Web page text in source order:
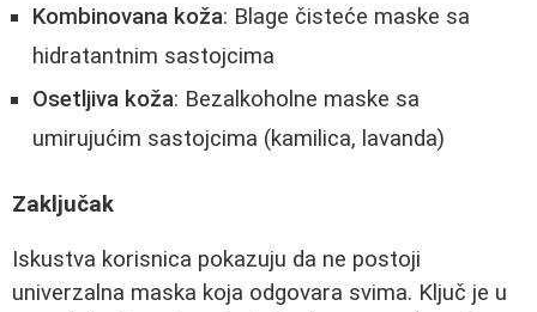
Kombinovana koža: Blage čisteće maske sa
hidratantnim sastojcima
Osetljiva koža: Bezalkoholne maske sa
umirujućim sastojcima (kamilica, lavanda)
Zaključak
Iskustva korisnica pokazuju da ne postoji
univerzalna maska koja odgovara svima. Ključ je u